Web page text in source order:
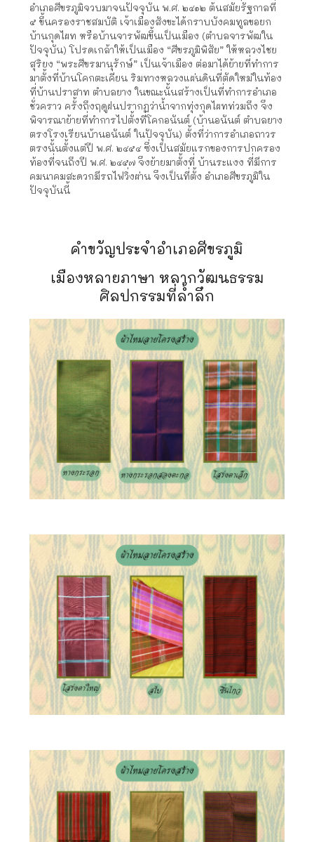
อำเภอศีขรภูมิจวบมาจนปัจจุบัน พ.ศ. ๒๔๑๒ ต้นสมัยรัฐกาลที่
๕ ขึ้นครองราชสมบัติ เจ้าเมืองสังขะได้กราบบังคมทูลขอยก
บ้านกุดไผท หรือบ้านจารพัฒขึ้นเป็นเมือง (ตำบลจารพัฒใน
ปัจจุบัน) โปรดเกล้าให้เป็นเมือง “ศีขรภูมิพิสัย” ให้หลวงไชย
สุริยง “พระศีขรมานุรักษ์” เป็นเจ้าเมือง ต่อมาได้ย้ายที่ทำการ
มาตั้งที่บ้านโคกตะเคียน ริมทางหลวงแผ่นดินที่ตัดใหม่ในท้อง
ที่บ้านปราสาท ตำบลยาง ในขณะนั้นสร้างเป็นที่ทำการอำเภอ
ชั่วคราว ครั้งถึงฤดูฝนปรากฏว่าน้ำจากทุ่งกุดไผทท่วมถึง จึง
พิจารณาย้ายที่ทำการไปตั้งที่โคกอนันต์ (บ้านอนันต์ ตำบลยาง
ตรงโรงเรียนบ้านอนันต์ ในปัจจุบัน) ตั้งที่ว่าการอำเภอถาวร
ตรงนั้นตั้งแต่ปี พ.ศ. ๒๔๕๔ ซึ่งเป็นสมัยแรกของการปกครอง
ท้องที่จนถึงปี พ.ศ. ๒๔๕๗ จึงย้ายมาตั้งที่ บ้านระแงง ที่มีการ
คมนาคมสะดวกมีรถไฟวิ่งผ่าน จึงเป็นที่ตั้ง อำเภอศีขรภูมิใน
ปัจจุบันนี้
คำขวัญประจำอำเภอศีขรภูมิ
เมืองหลายภาษา หลากวัฒนธรรม
ศิลปกรรมที่ล้ำลึก